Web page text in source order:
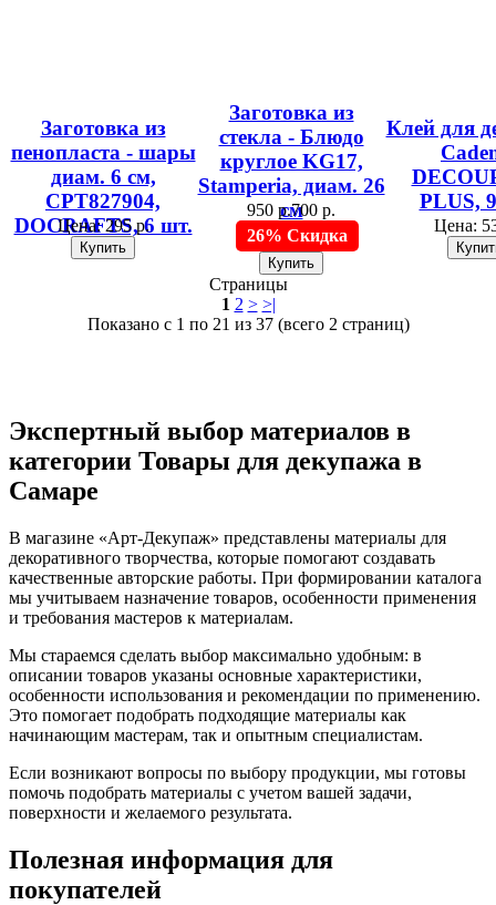
Заготовка из
пенопласта - шары
диам. 6 см,
CPT827904,
DOCRAFTS, 6 шт.
Цена:295 р.
Заготовка из
стекла - Блюдо
круглое KG17,
Stamperia, диам. 26
см
950 р.700 р.
26% Скидка
Клей для
PLUS,
Цена:
Страницы
1 2 > >|
Показано с 1 по 21 из 37 (всего 2 страниц)
Экспертный выбор материалов в
категории Товары для декупажа в
Самаре
В магазине «Арт-Декупаж» представлены материалы для
декоративного творчества, которые помогают создавать
качественные авторские работы. При формировании каталога
мы учитываем назначение товаров, особенности применения
и требования мастеров к материалам.
Мы стараемся сделать выбор максимально удобным: в
описании товаров указаны основные характеристики,
особенности использования и рекомендации по применению.
Это помогает подобрать подходящие материалы как
начинающим мастерам, так и опытным специалистам.
Если возникают вопросы по выбору продукции, мы готовы
помочь подобрать материалы с учетом вашей задачи,
поверхности и желаемого результата.
Полезная информация для
покупателей